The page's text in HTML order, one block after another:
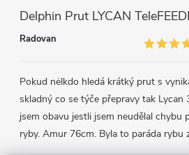
Radovan
Pokud nėlkdo hledá krátký prut s
skladný co se týče přepravy tak Lycan
jsem obavu jestli jsem neudělal chybu
ryby. Amur 76cm. Byla to paráda rybu